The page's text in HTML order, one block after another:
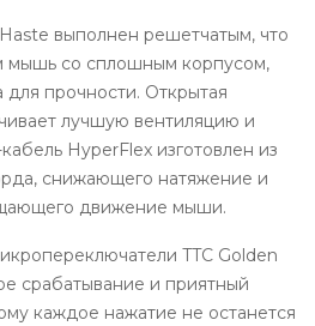
выполнен решетчатым, что
мышь со сплошным корпусом,
прочности. Открытая
лучшую вентиляцию и
HyperFlex изготовлен из
снижающего натяжение и
движение мыши.
TTC Golden
срабатывание и приятный
каждое нажатие не останется